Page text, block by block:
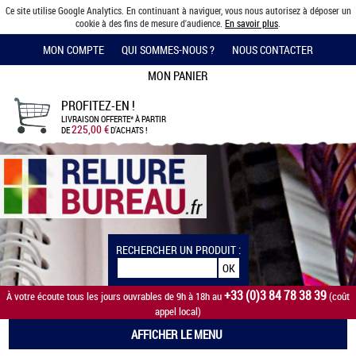
Ce site utilise Google Analytics. En continuant à naviguer, vous nous autorisez à déposer un
cookie à des fins de mesure d'audience. En savoir plus
MON COMPTE QUI SOMMES-NOUS ? NOUS CONTACTER
MON PANIER
PROFITEZ-EN !
LIVRAISON OFFERTE*À PARTIR
DE225,00 €D'ACHATS !
RECHERCHER UN PRODUIT :
À votre écoute tous les jours ouvrables de 9h à 18h au+33 (0)3 84 78 38 39(coût
appel local)
AFFICHER LE MENU